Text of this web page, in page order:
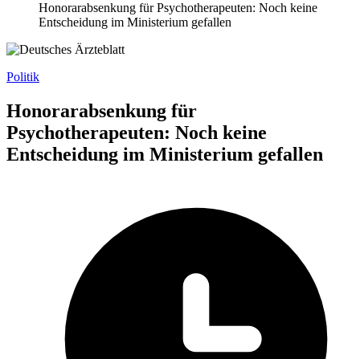
Honorarabsenkung für Psychotherapeuten: Noch keine
Entscheidung im Ministerium gefallen
Politik
Honorarabsenkung für
Psychotherapeuten: Noch keine
Entscheidung im Ministerium gefallen